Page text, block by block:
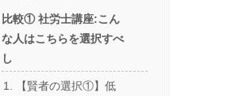
比較① 社労士講座:こん
な人はこちらを選択すべ
し
【賢者の選択①】低